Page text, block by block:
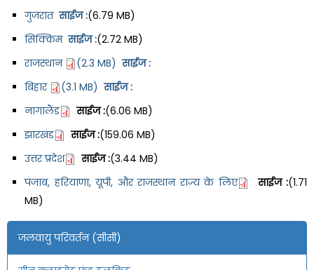
जलवायु परिवर्तन (सीसी)
गुजरात साईज :(6.79 MB)
सिक्किम साईज :(2.72 MB)
राजस्थान
(2.3 MB) साईज :
बिहार
(3.1 MB) साईज :
नागालैंड
साईज :(6.06 MB)
झारखंड
साईज :(159.06 MB)
उत्तर प्रदेश
साईज :(3.44 MB)
पंजाब, हरियाणा, यूपी, और राजस्थान राज्य के लिए
साईज :(1.71
MB)